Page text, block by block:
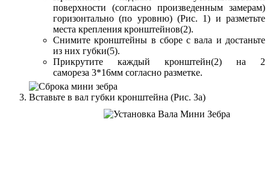
поверхности (согласно произведенным замерам)
горизонтально (по уровню) (Рис. 1) и разметьте
места крепления кронштейнов(2).
Снимите кронштейны в сборе с вала и достаньте
из них губки(5).
Прикрутите каждый кронштейн(2) на 2
самореза 3*16мм согласно разметке.
Вставьте в вал губки кронштейна (Рис. 3а)